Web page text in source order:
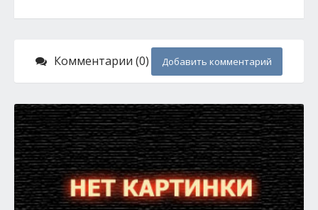
Комментарии (0) Добавить комментарий